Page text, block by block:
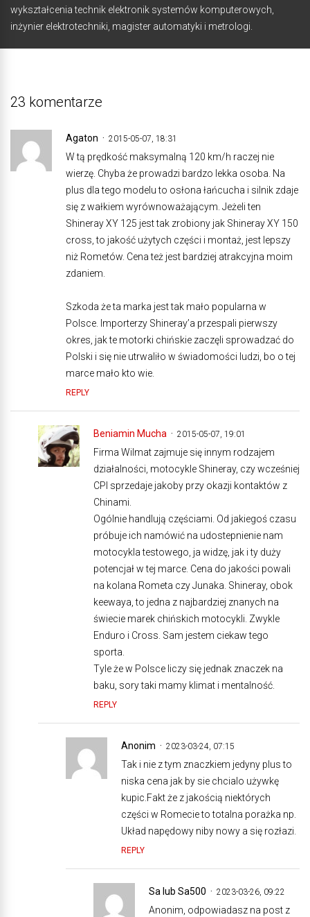
wykształcenia technik elektronik systemów komputerowych,
inżynier elektrotechniki, magister automatyki i metrologi.
23 komentarze
Agaton 2015-05-07, 18:31
W tą prędkość maksymalną 120 km/h raczej nie
wierzę. Chyba że prowadzi bardzo lekka osoba. Na
plus dla tego modelu to osłona łańcucha i silnik zdaje
się z wałkiem wyrównoważającym. Jeżeli ten
Shineray XY 125 jest tak zrobiony jak Shineray XY 150
cross, to jakość użytych części i montaż, jest lepszy
niż Rometów. Cena też jest bardziej atrakcyjna moim
zdaniem.
Szkoda że ta marka jest tak mało popularna w
Polsce. Importerzy Shineray’a przespali pierwszy
okres, jak te motorki chińskie zaczęli sprowadzać do
Polski i się nie utrwaliło w świadomości ludzi, bo o tej
marce mało kto wie.
REPLY
Beniamin Mucha 2015-05-07, 19:01
Firma Wilmat zajmuje się innym rodzajem
działalności, motocykle Shineray, czy wcześniej
CPI sprzedaje jakoby przy okazji kontaktów z
Chinami.
Ogólnie handlują częściami. Od jakiegoś czasu
próbuje ich namówić na udostepnienie nam
motocykla testowego, ja widzę, jak i ty duży
potencjał w tej marce. Cena do jakości powali
na kolana Rometa czy Junaka. Shineray, obok
keewaya, to jedna z najbardziej znanych na
świecie marek chińskich motocykli. Zwykle
Enduro i Cross. Sam jestem ciekaw tego
sporta.
Tyle że w Polsce liczy się jednak znaczek na
baku, sory taki mamy klimat i mentalność.
REPLY
Anonim 2023-03-24, 07:15
Tak i nie z tym znaczkiem jedyny plus to
niska cena jak by sie chcialo używkę
kupic.Fakt że z jakością niektórych
części w Romecie to totalna porażka np.
Układ napędowy niby nowy a się rozłazi.
REPLY
Sa lub Sa500 2023-03-26, 09:22
Anonim, odpowiadasz na post z